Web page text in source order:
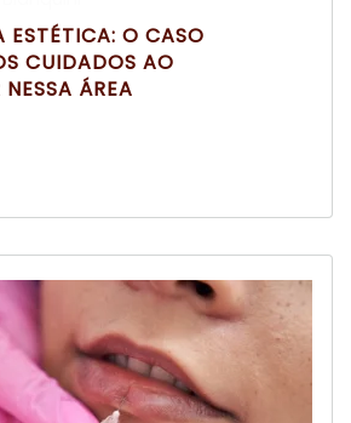
ESTÉTICA: O CASO
CUIDADOS AO
NESSA ÁREA